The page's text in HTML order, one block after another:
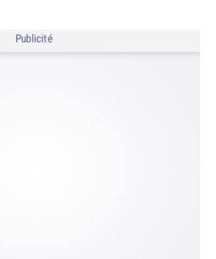
Publicité